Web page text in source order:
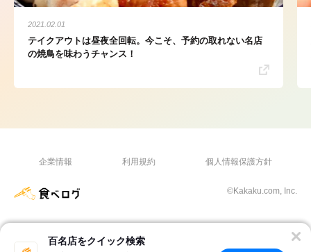
百名店をクイック検索
2021.02.01
テイクアウトは昼夜全回転。今こそ、予約の取れない名店
の焼鳥を味わうチャンス！
企業情報 利用規約 個人情報保護方針
©Kakaku.com, Inc.